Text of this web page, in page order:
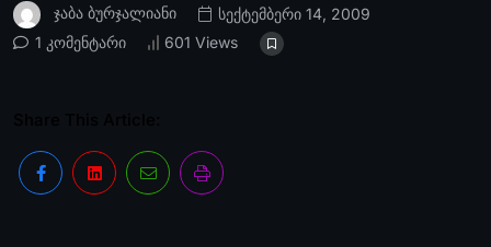
Ჯაბა Ბურჯალიანი
სექტემბერი 14, 2009
1 კომენტარი
601 Views